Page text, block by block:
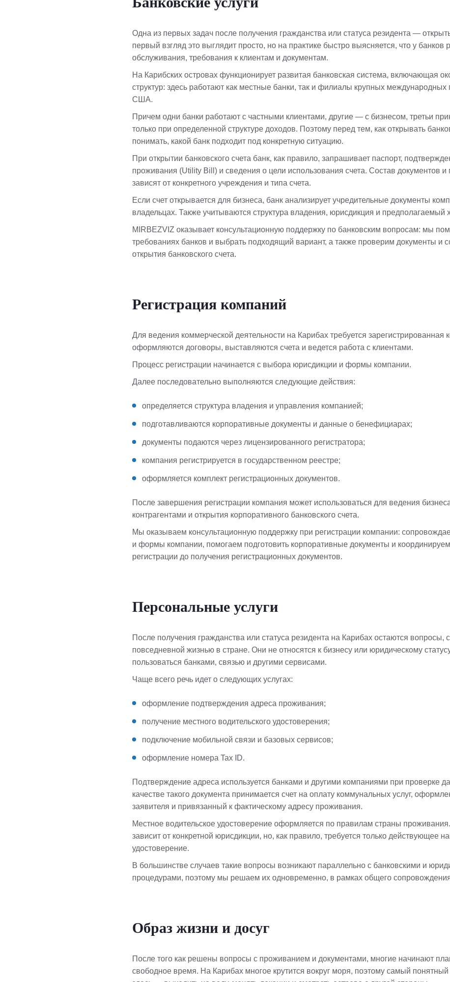
Одна из первых задач после получения гражданства или статуса резидента —
первый взгляд это выглядит просто, но на практике быстро выясняется, что у банков
обслуживания, требования к клиентам и документам.
На Карибских островах функционирует развитая банковская система, включающая
структур: здесь работают как местные банки, так и филиалы крупных международных
США.
Причем одни банки работают с частными клиентами, другие — с бизнесом, третьи
только при определенной структуре доходов. Поэтому перед тем, как открывать
понимать, какой банк подходит под конкретную ситуацию.
При открытии банковского счета банк, как правило, запрашивает паспорт,
проживания (Utility Bill) и сведения о цели использования счета. Состав документов и
зависят от конкретного учреждения и типа счета.
Если счет открывается для бизнеса, банк анализирует учредительные документы
владельцах. Также учитываются структура владения, юрисдикция и предполагаемый
MIRBEZVIZ оказывает консультационную поддержку по банковским вопросам: мы
требованиях банков и выбрать подходящий вариант, а также проверим документы и
открытия банковского счета.
Регистрация компаний
Для ведения коммерческой деятельности на Карибах требуется зарегистрированная
оформляются договоры, выставляются счета и ведется работа с клиентами.
Процесс регистрации начинается с выбора юрисдикции и формы компании.
Далее последовательно выполняются следующие действия:
определяется структура владения и управления компанией;
подготавливаются корпоративные документы и данные о бенефициарах;
документы подаются через лицензированного регистратора;
компания регистрируется в государственном реестре;
оформляется комплект регистрационных документов.
После завершения регистрации компания может использоваться для ведения
контрагентами и открытия корпоративного банковского счета.
Мы оказываем консультационную поддержку при регистрации компании:
и формы компании, помогаем подготовить корпоративные документы и
регистрации до получения регистрационных документов.
Персональные услуги
После получения гражданства или статуса резидента на Карибах остаются вопросы,
повседневной жизнью в стране. Они не относятся к бизнесу или юридическому
пользоваться банками, связью и другими сервисами.
Чаще всего речь идет о следующих услугах:
оформление подтверждения адреса проживания;
получение местного водительского удостоверения;
подключение мобильной связи и базовых сервисов;
оформление номера Tax ID.
Подтверждение адреса используется банками и другими компаниями при проверке
качестве такого документа принимается счет на оплату коммунальных услуг,
заявителя и привязанный к фактическому адресу проживания.
Местное водительское удостоверение оформляется по правилам страны
зависит от конкретной юрисдикции, но, как правило, требуется только действующее
удостоверение.
В большинстве случаев такие вопросы возникают параллельно с банковскими и
процедурами, поэтому мы решаем их одновременно, в рамках общего
Образ жизни и досуг
После того как решены вопросы с проживанием и документами, многие начинают
свободное время. На Карибах многое крутится вокруг моря, поэтому самый